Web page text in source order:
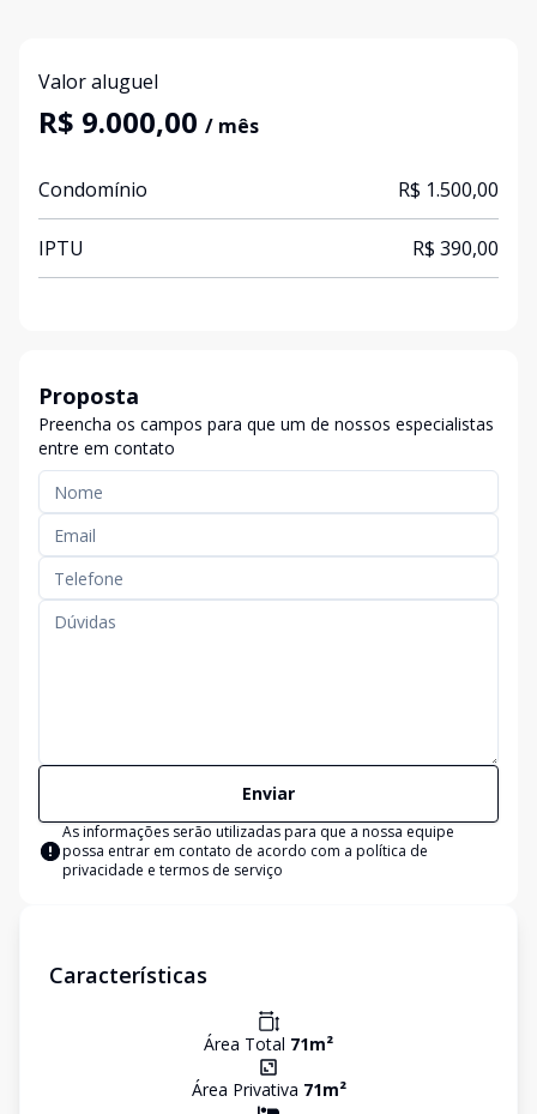
Valor aluguel
R$ 9.000,00 / mês
Condomínio R$ 1.500,00
IPTU R$ 390,00
Proposta
Preencha os campos para que um de nossos especialistas
entre em contato
Enviar
As informações serão utilizadas para que a nossa equipe
possa entrar em contato de acordo com a política de
privacidade e termos de serviço
Características
Área Total 71m²
Área Privativa 71m²